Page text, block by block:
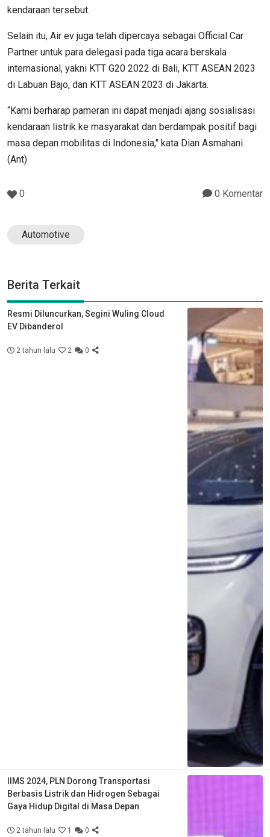
kendaraan tersebut.
Selain itu, Air ev juga telah dipercaya sebagai Official Car
Partner untuk para delegasi pada tiga acara berskala
internasional, yakni KTT G20 2022 di Bali, KTT ASEAN 2023
di Labuan Bajo, dan KTT ASEAN 2023 di Jakarta.
“Kami berharap pameran ini dapat menjadi ajang sosialisasi
kendaraan listrik ke masyarakat dan berdampak positif bagi
masa depan mobilitas di Indonesia," kata Dian Asmahani.
(Ant)
0 0 Komentar
Automotive
Berita Terkait
Resmi Diluncurkan, Segini Wuling Cloud
EV Dibanderol
2 tahun lalu 2 0
IIMS 2024, PLN Dorong Transportasi
Berbasis Listrik dan Hidrogen Sebagai
Gaya Hidup Digital di Masa Depan
2 tahun lalu 1 0